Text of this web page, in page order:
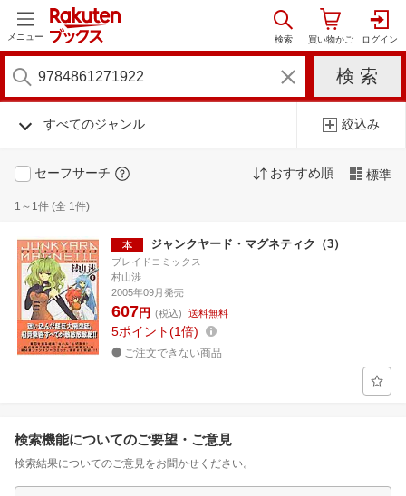
メニュー
すべてのジャンル 絞込み
セーフサーチ おすすめ順 標準
1～1件 (全 1件)
ジャンクヤード・マグネティク（3）
ブレイドコミックス
村山渉
2005年09月発売
607円 (税込) 送料無料
5ポイント 1倍
ご注文できない商品
検索機能についてのご要望・ご意見
検索結果についてのご意見をお聞かせください。